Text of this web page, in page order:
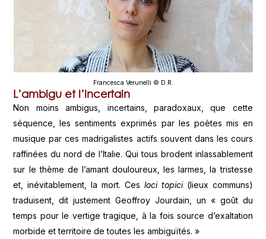
Francesca Verunelli © D.R.
L’ambigu et l’incertain
Non moins ambigus, incertains, paradoxaux, que cette
séquence, les sentiments exprimés par les poètes mis en
musique par ces madrigalistes actifs souvent dans les cours
raffinées du nord de l’Italie. Qui tous brodent inlassablement
sur le thème de l’amant douloureux, les larmes, la tristesse
et, inévitablement, la mort. Ces loci topici(lieux communs)
traduisent, dit justement Geoffroy Jourdain, un « goût du
temps pour le vertige tragique, à la fois source d’exaltation
morbide et territoire de toutes les ambiguïtés. »